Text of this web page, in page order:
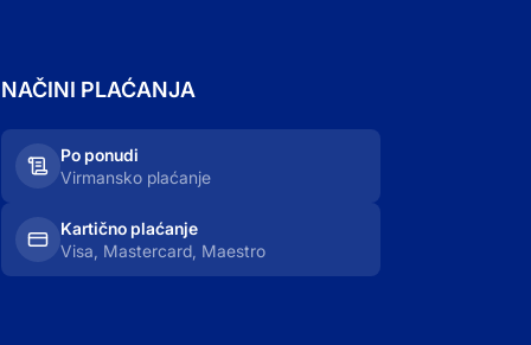
NAČINI PLAĆANJA
Po ponudi
Virmansko plaćanje
Kartično plaćanje
Visa, Mastercard, Maestro